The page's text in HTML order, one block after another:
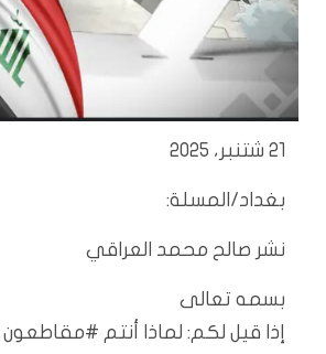
21 شتنبر، 2025
بغداد/المسلة:
نشر صالح محمد العراقي
بسمه تعالى
إذا قيل لكم: لماذا أنتم #مقاطعون